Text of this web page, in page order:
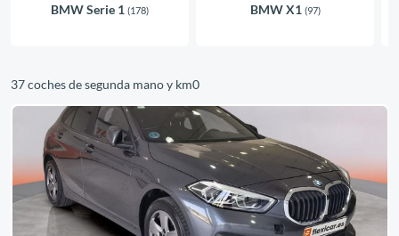
BMW Serie 1 (178) BMW X1 (97)
37 coches de segunda mano y km0